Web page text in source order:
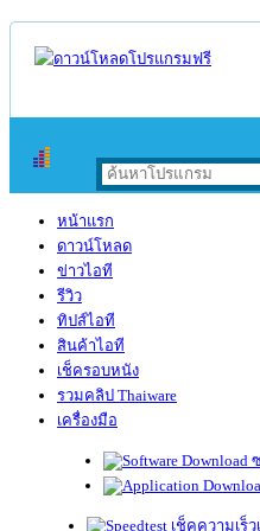
หน้าแรก
ดาวน์โหลด
ข่าวไอที
รีวิว
ทิปส์ไอที
สินค้าไอที
เช็ครอบหนัง
รวมคลิป Thaiware
เครื่องมือ
เช็คความเร็ว